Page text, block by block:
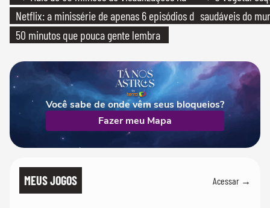
Netflix: a minissérie de apenas 6 episódios de
50 minutos que pouca gente lembra
saudáveis do
Você sabe de onde vêm seus bloqueios?
Fazer meu Mapa
MEUS JOGOS Acessar →